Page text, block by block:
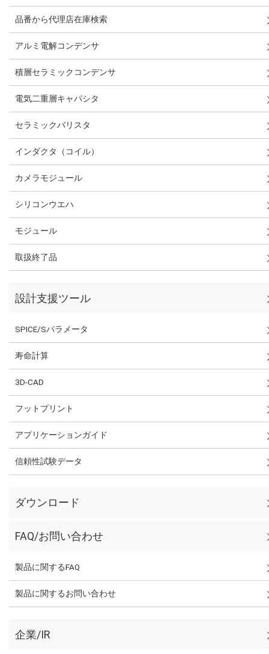
品番から代理店在庫検索
アルミ電解コンデンサ
積層セラミックコンデンサ
電気二重層キャパシタ
セラミックバリスタ
インダクタ（コイル）
カメラモジュール
シリコンウエハ
モジュール
取扱終了品
設計支援ツール
SPICE/Sパラメータ
寿命計算
3D-CAD
フットプリント
アプリケーションガイド
信頼性試験データ
ダウンロード
FAQ/お問い合わせ
製品に関するFAQ
製品に関するお問い合わせ
企業/IR